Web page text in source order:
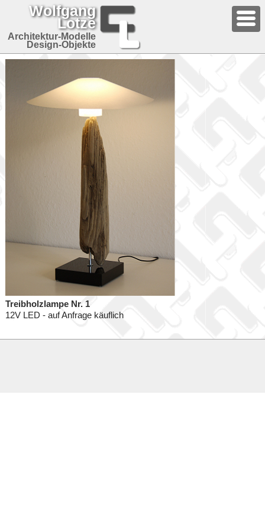
Wolfgang
Lotze
Architektur-Modelle
Design-Objekte
Treibholzlampe Nr. 1
12V LED - auf Anfrage käuflich